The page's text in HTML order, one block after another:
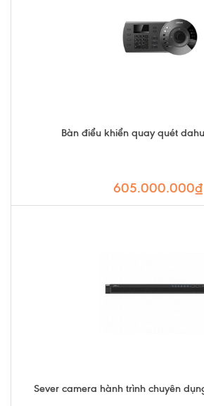
Bàn điểu khiển quay quét
605.000.000₫
Sever camera hành trình chuyên